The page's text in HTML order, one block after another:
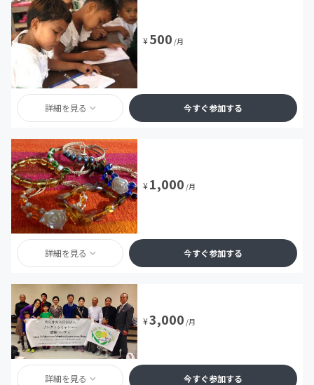
¥500 /月
詳細を見る 今すぐ参加する
¥1,000 /月
詳細を見る 今すぐ参加する
¥3,000 /月
詳細を見る 今すぐ参加する